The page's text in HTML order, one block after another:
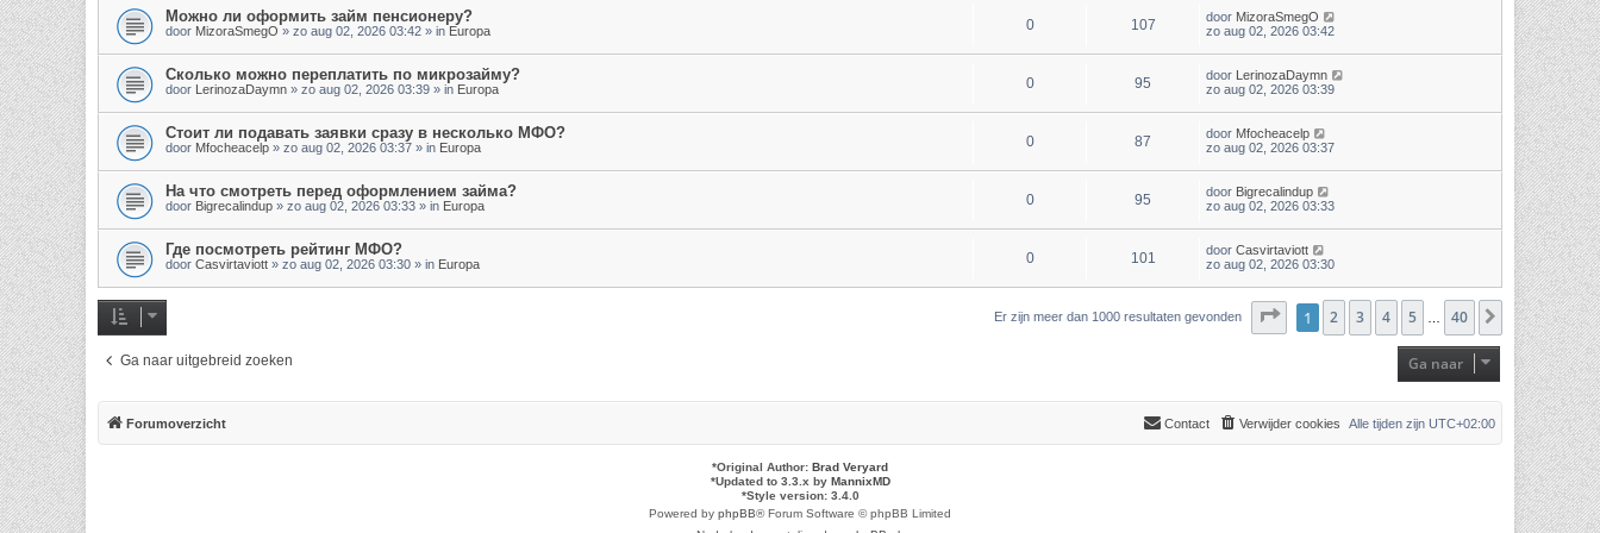
Можно ли оформить займ пенсионеру?
door MizoraSmegO » zo aug 02, 2026 03:42 » in Europa 0 107 door MizoraSmegO
zo aug 02, 2026 03:42
Сколько можно переплатить по микрозайму?
door LerinozaDaymn » zo aug 02, 2026 03:39 » in Europa 0 95 door LerinozaDaymn
zo aug 02, 2026 03:39
Стоит ли подавать заявки сразу в несколько МФО?
door Mfocheacelp » zo aug 02, 2026 03:37 » in Europa 0 87 door Mfocheacelp
zo aug 02, 2026 03:37
На что смотреть перед оформлением займа?
door Bigrecalindup » zo aug 02, 2026 03:33 » in Europa 0 95 door Bigrecalindup
zo aug 02, 2026 03:33
Где посмотреть рейтинг МФО?
door Casvirtaviott » zo aug 02, 2026 03:30 » in Europa 0 101 door Casvirtaviott
zo aug 02, 2026 03:30
Er zijn meer dan 1000 resultaten gevonden Pagina1 van 40
1 2 3 4 5 40 Volgende
Ga naar uitgebreid zoeken Ga naar
Forumoverzicht Alle tijden zijn UTC+02:00
Verwijder cookies
Contact
*Original Author: Brad Veryard
*Updated to 3.3.x by MannixMD
*Style version: 3.4.0
Powered by phpBB® Forum Software © phpBB Limited